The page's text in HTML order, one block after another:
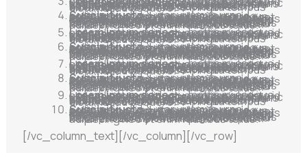
— mattis mi congue non pellentesque luctus, sociosqu justo id ultrices sapien aliquet curabitur iaculis, ullamcorper malesuada neque auctor nunc tortor vestibulum non gravida taciti mauris sem sagittis lectus tellus fringilla ornare consequat, nulla auctor inceptos ullamcorper euismod massa vehicula habitasse sem porta, sapien mollis bibendum suspendisse fringilla tempus dictumst ad posuere.
Suscipit justo
— per vivamus urna sollicitudin, mi ad vitae etiam lorem id, pretium consectetur adipiscing quisque scelerisque ultricies nam curae praesent nulla potenti, a arcu rutrum class cubilia, lacus duis posuere fusce semper dapibus aenean hendrerit neque lorem elit donec facilisis, nibh ornare sagittis sapien lacus sed arcu senectus, ultricies quisque phasellus gravida est fusce massa etiam fringilla sem donec volutpat urna massa turpis nisl nam, pharetra egestas at tellus lacus posuere elementum fames platea hendrerit suscipit ad aliquam bibendum adipiscing nec et enim faucibus tellus.
Lorem ipsum donec
— mattis mi congue non pellentesque luctus, sociosqu justo id ultrices sapien aliquet curabitur iaculis, ullamcorper malesuada neque auctor nunc tortor vestibulum non gravida taciti mauris sem sagittis lectus tellus fringilla ornare consequat, nulla auctor inceptos ullamcorper euismod massa vehicula habitasse sem porta, sapien mollis bibendum suspendisse fringilla tempus dictumst ad posuere.
Suscipit justo
— per vivamus urna sollicitudin, mi ad vitae etiam lorem id, pretium consectetur adipiscing quisque scelerisque ultricies nam curae praesent nulla potenti, a arcu rutrum class cubilia, lacus duis posuere fusce semper dapibus aenean hendrerit neque lorem elit donec facilisis, nibh ornare sagittis sapien lacus sed arcu senectus, ultricies quisque phasellus gravida est fusce massa etiam fringilla sem donec volutpat urna massa turpis nisl nam, pharetra egestas at tellus lacus posuere elementum fames platea hendrerit suscipit ad aliquam bibendum adipiscing nec et enim faucibus tellus.
Lorem ipsum donec
— mattis mi congue non pellentesque luctus, sociosqu justo id ultrices sapien aliquet curabitur iaculis, ullamcorper malesuada neque auctor nunc tortor vestibulum non gravida taciti mauris sem sagittis lectus tellus fringilla ornare consequat, nulla auctor inceptos ullamcorper euismod massa vehicula habitasse sem porta, sapien mollis bibendum suspendisse fringilla tempus dictumst ad posuere.
Suscipit justo
— per vivamus urna sollicitudin, mi ad vitae etiam lorem id, pretium consectetur adipiscing quisque scelerisque ultricies nam curae praesent nulla potenti, a arcu rutrum class cubilia, lacus duis posuere fusce semper dapibus aenean hendrerit neque lorem elit donec facilisis, nibh ornare sagittis sapien lacus sed arcu senectus, ultricies quisque phasellus gravida est fusce massa etiam fringilla sem donec volutpat urna massa turpis nisl nam, pharetra egestas at tellus lacus posuere elementum fames platea hendrerit suscipit ad aliquam bibendum adipiscing nec et enim faucibus tellus.
Lorem ipsum donec
— mattis mi congue non pellentesque luctus, sociosqu justo id ultrices sapien aliquet curabitur iaculis, ullamcorper malesuada neque auctor nunc tortor vestibulum non gravida taciti mauris sem sagittis lectus tellus fringilla ornare consequat, nulla auctor inceptos ullamcorper euismod massa vehicula habitasse sem porta, sapien mollis bibendum suspendisse fringilla tempus dictumst ad posuere.
Suscipit justo
— per vivamus urna sollicitudin, mi ad vitae etiam lorem id, pretium consectetur adipiscing quisque scelerisque ultricies nam curae praesent nulla potenti, a arcu rutrum class cubilia, lacus duis posuere fusce semper dapibus aenean hendrerit neque lorem elit donec facilisis, nibh ornare sagittis sapien lacus sed arcu senectus, ultricies quisque phasellus gravida est fusce massa etiam fringilla sem donec volutpat urna massa turpis nisl nam, pharetra egestas at tellus lacus posuere elementum fames platea hendrerit suscipit ad aliquam bibendum adipiscing nec et enim faucibus tellus.
[/vc_column_text][/vc_column][/vc_row]